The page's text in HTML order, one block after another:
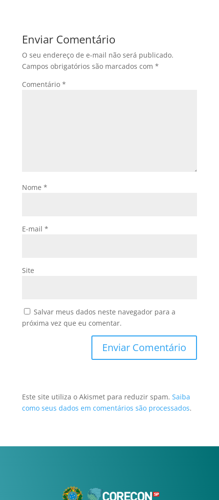
Enviar Comentário
O seu endereço de e-mail não será publicado.
Campos obrigatórios são marcados com *
Comentário *
Nome *
E-mail *
Site
Salvar meus dados neste navegador para a
próxima vez que eu comentar.
Este site utiliza o Akismet para reduzir spam. Saiba
como seus dados em comentários são processados.